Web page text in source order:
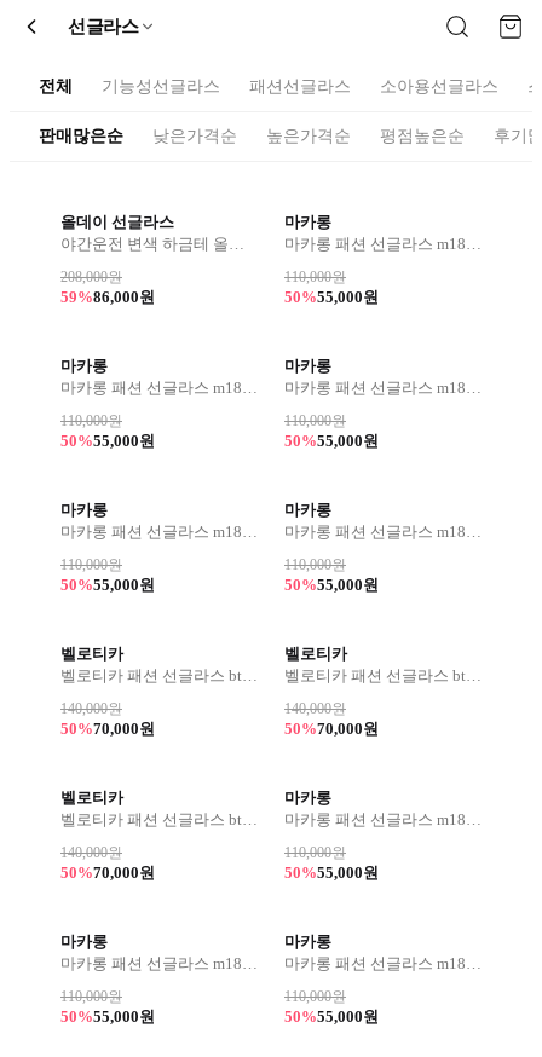
선글라스
전체 기능성선글라스 패션선글라스 소아용선글라스
판매많은순 낮은가격순 높은가격순 평점높은순 후기
올데이 선글라스
야간운전 변색 하금테 올데이 선글라스
208,000원
59%86,000원
마카롱
마카롱 패션 선글라스 m1831
110,000원
50%55,000원
마카롱
마카롱 패션 선글라스 m1829
110,000원
50%55,000원
마카롱
마카롱 패션 선글라스 m1825
110,000원
50%55,000원
마카롱
마카롱 패션 선글라스 m1824
110,000원
50%55,000원
마카롱
마카롱 패션 선글라스 m1820
110,000원
50%55,000원
벨로티카
벨로티카 패션 선글라스 bts982
140,000원
50%70,000원
벨로티카
벨로티카 패션 선글라스 bts984
140,000원
50%70,000원
벨로티카
벨로티카 패션 선글라스 bts983
140,000원
50%70,000원
마카롱
마카롱 패션 선글라스 m1826
110,000원
50%55,000원
마카롱
마카롱 패션 선글라스 m1832
110,000원
50%55,000원
마카롱
마카롱 패션 선글라스 m1823
110,000원
50%55,000원